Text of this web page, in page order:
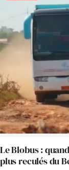
Le Blobus :
plus reculés du